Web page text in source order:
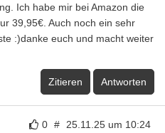
Ich habe mir bei Amazon die
39,95€. Auch noch ein sehr
:)danke euch und macht weiter
Zitieren Antworten
0 # 25.11.25 um 10:24